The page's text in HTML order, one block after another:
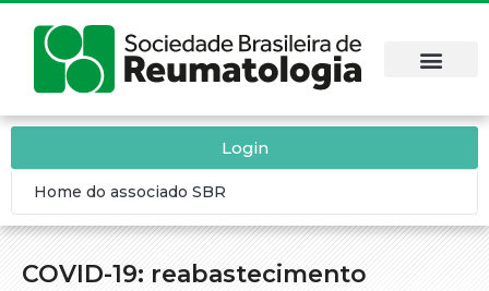
COVID-19: reabastecimento
Login
Home do associado SBR